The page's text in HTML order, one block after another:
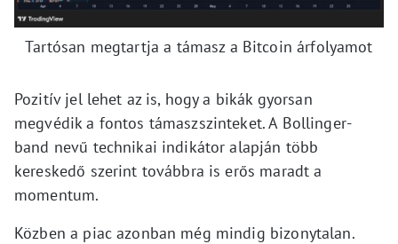
Tartósan megtartja a támasz a Bitcoin árfolyamot
Pozitív jel lehet az is, hogy a bikák gyorsan
megvédik a fontos támaszszinteket. A Bollinger-
band nevű technikai indikátor alapján több
kereskedő szerint továbbra is erős maradt a
momentum.
Közben a piac azonban még mindig bizonytalan.